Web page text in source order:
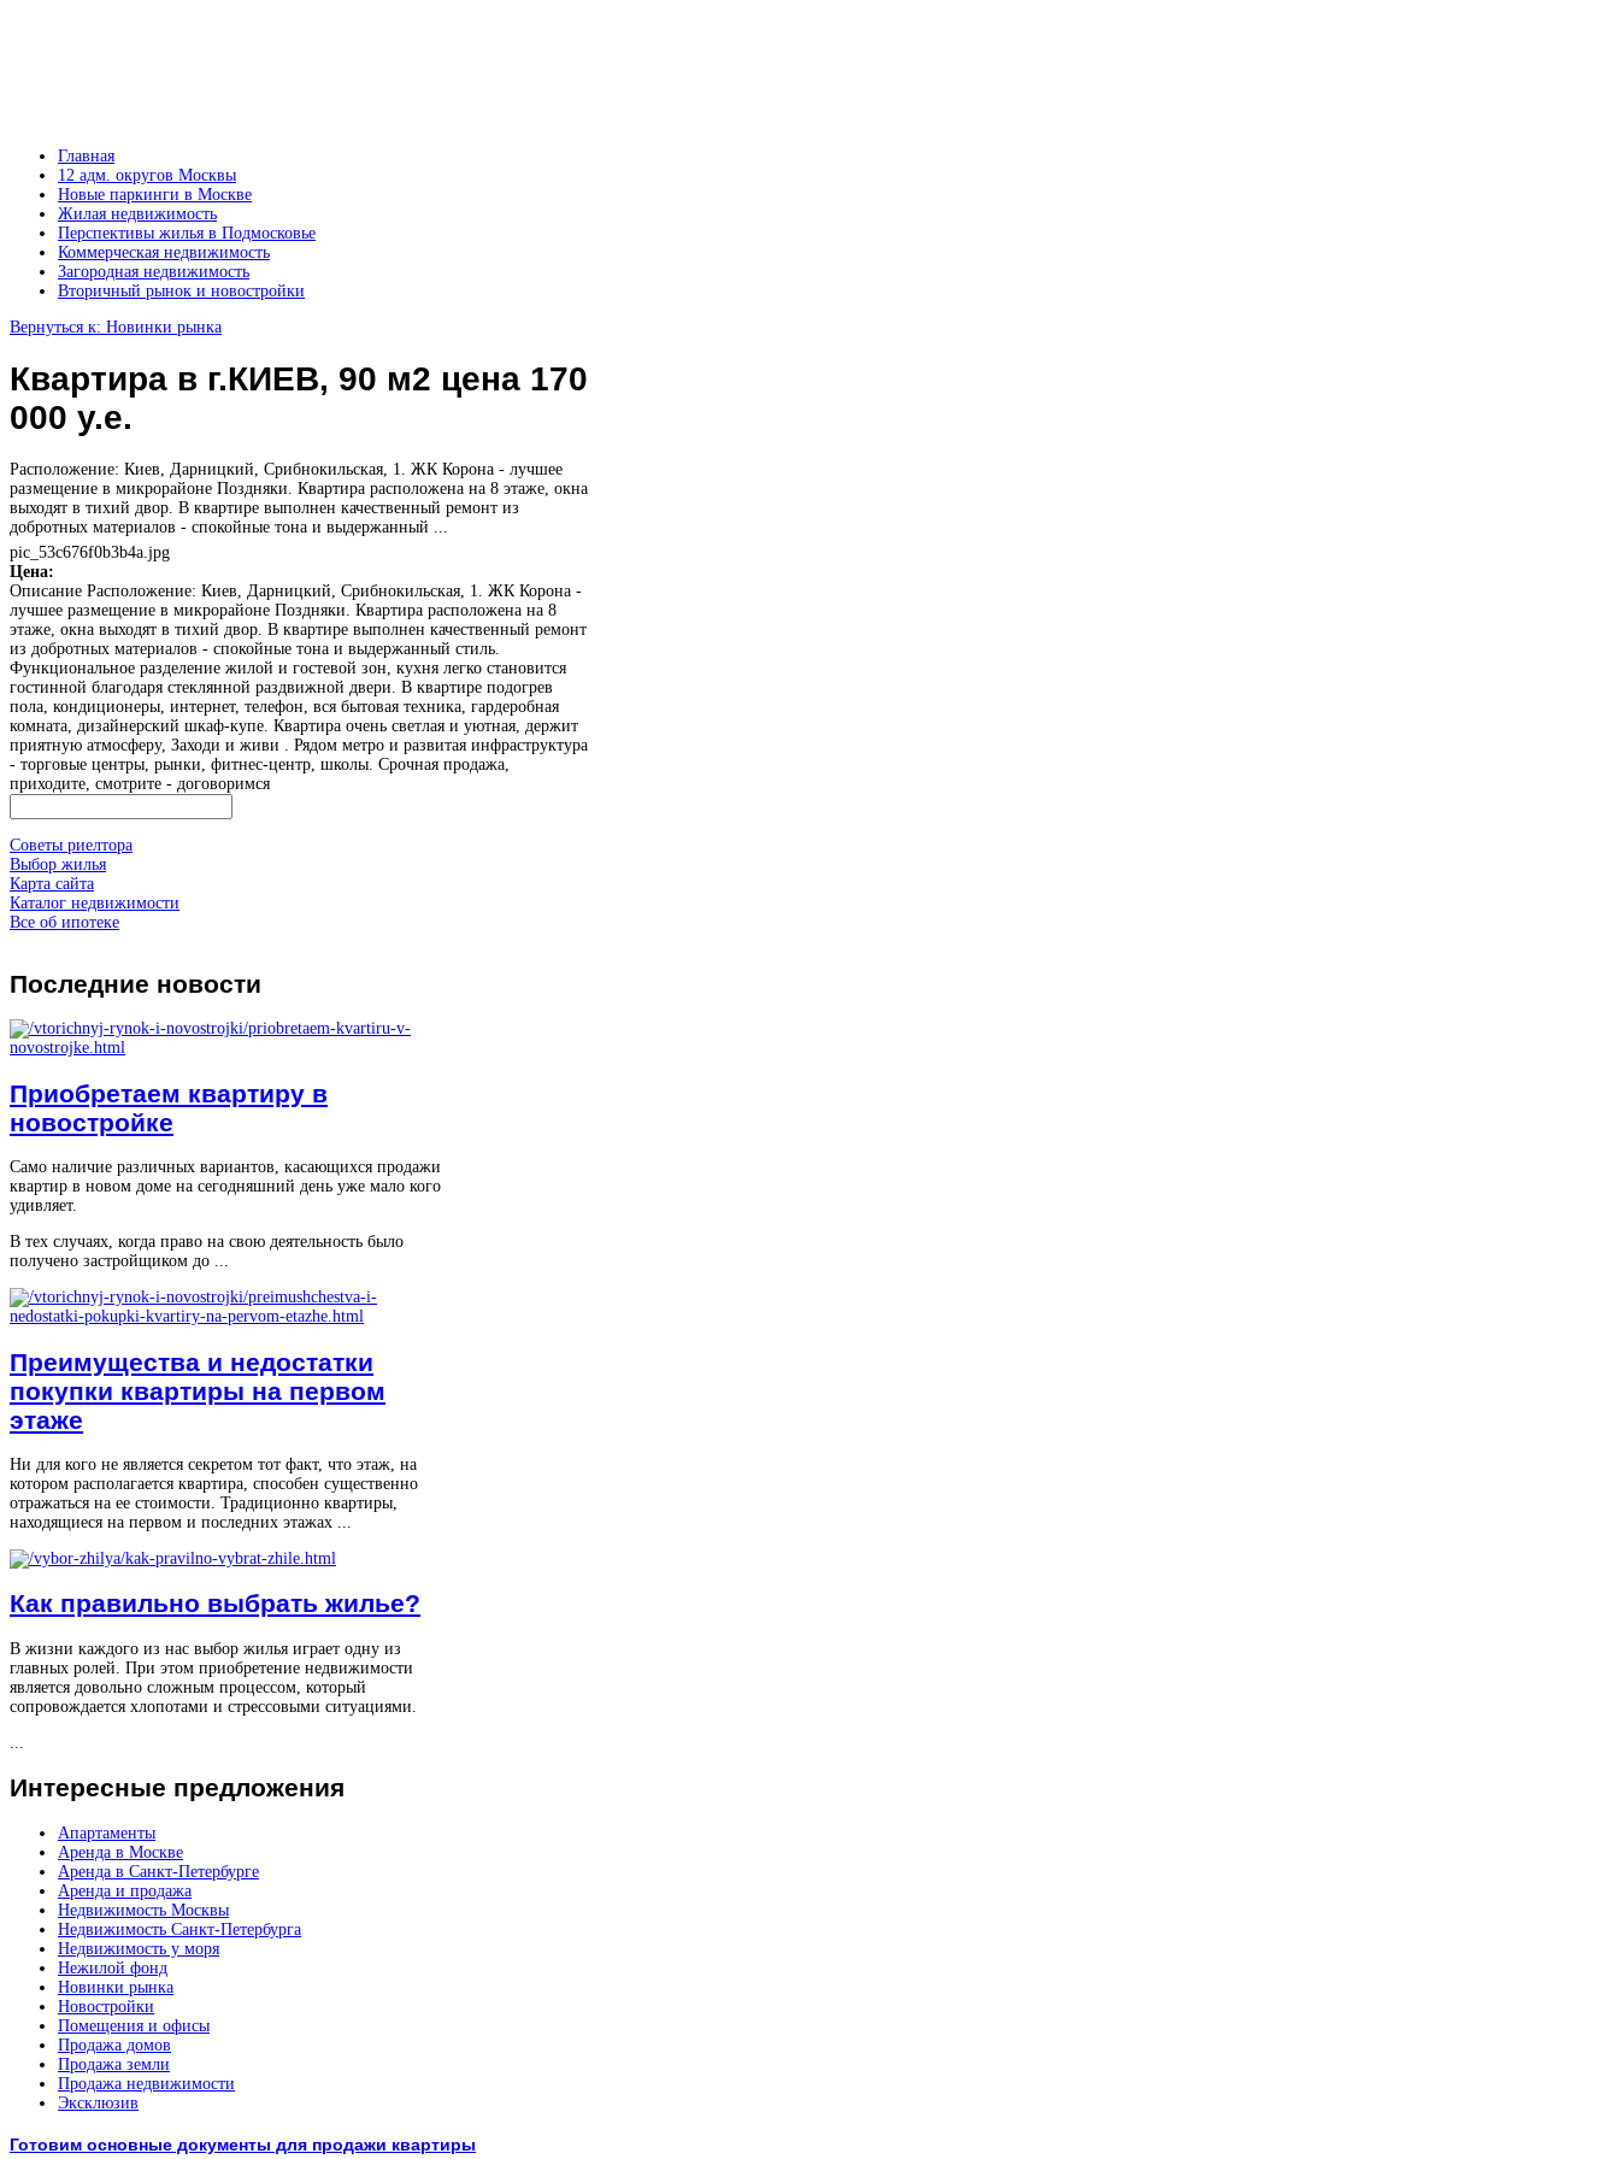
Главная
12 адм. округов Москвы
Новые паркинги в Москве
Жилая недвижимость
Перспективы жилья в Подмосковье
Коммерческая недвижимость
Загородная недвижимость
Вторичный рынок и новостройки
Вернуться к: Новинки рынка
Квартира в г.КИЕВ, 90 м2 цена 170
000 у.е.
Расположение: Киев, Дарницкий, Срибнокильская, 1. ЖК Корона - лучшее
размещение в микрорайоне Поздняки. Квартира расположена на 8 этаже, окна
выходят в тихий двор. В квартире выполнен качественный ремонт из
добротных материалов - спокойные тона и выдержанный ...
pic_53c676f0b3b4a.jpg
Цена:
Описание Расположение: Киев, Дарницкий, Срибнокильская, 1. ЖК Корона -
лучшее размещение в микрорайоне Поздняки. Квартира расположена на 8
этаже, окна выходят в тихий двор. В квартире выполнен качественный ремонт
из добротных материалов - спокойные тона и выдержанный стиль.
Функциональное разделение жилой и гостевой зон, кухня легко становится
гостинной благодаря стеклянной раздвижной двери. В квартире подогрев
пола, кондиционеры, интернет, телефон, вся бытовая техника, гардеробная
комната, дизайнерский шкаф-купе. Квартира очень светлая и уютная, держит
приятную атмосферу, Заходи и живи . Рядом метро и развитая инфраструктура
- торговые центры, рынки, фитнес-центр, школы. Срочная продажа,
приходите, смотрите - договоримся
Советы риелтора
Выбор жилья
Карта сайта
Каталог недвижимости
Все об ипотеке
Последние новости
Приобретаем квартиру в
новостройке
Само наличие различных вариантов, касающихся продажи
квартир в новом доме на сегодняшний день уже мало кого
удивляет.
В тех случаях, когда право на свою деятельность было
получено застройщиком до ...
Преимущества и недостатки
покупки квартиры на первом
этаже
Ни для кого не является секретом тот факт, что этаж, на
котором располагается квартира, способен существенно
отражаться на ее стоимости. Традиционно квартиры,
находящиеся на первом и последних этажах ...
Как правильно выбрать жилье?
В жизни каждого из нас выбор жилья играет одну из
главных ролей. При этом приобретение недвижимости
является довольно сложным процессом, который
сопровождается хлопотами и стрессовыми ситуациями.
Интересные предложения
Апартаменты
Аренда в Москве
Аренда в Санкт-Петербурге
Аренда и продажа
Недвижимость Москвы
Недвижимость Санкт-Петербурга
Недвижимость у моря
Нежилой фонд
Новинки рынка
Новостройки
Помещения и офисы
Продажа домов
Продажа земли
Продажа недвижимости
Эксклюзив
Готовим основные документы для продажи квартиры